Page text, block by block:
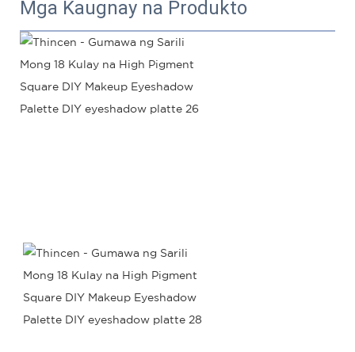
Mga Kaugnay na Produkto